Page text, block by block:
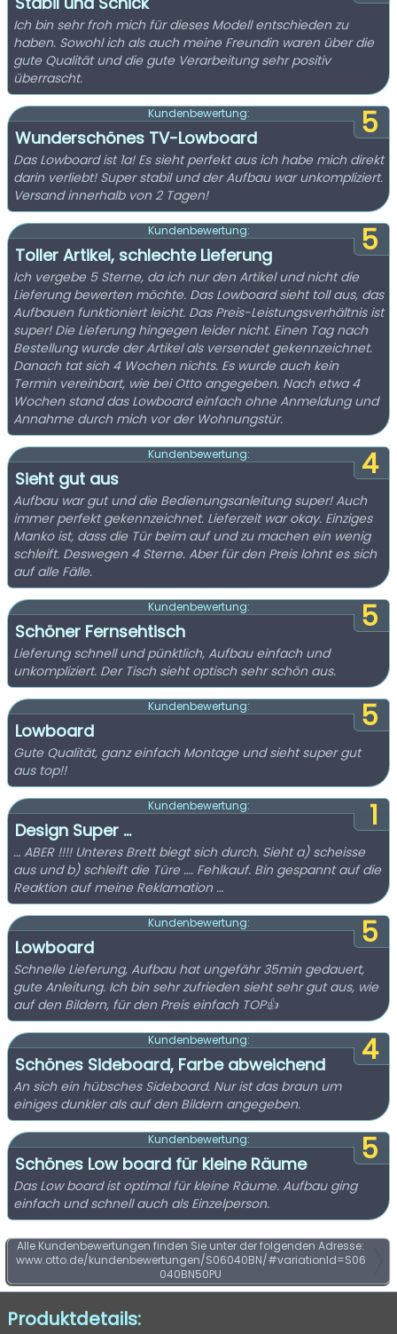
Ich bin sehr froh mich für dieses Modell entschieden zu
haben. Sowohl ich als auch meine Freundin waren über die
gute Qualität und die gute Verarbeitung sehr positiv
überrascht.
5
Kundenbewertung:
Wunderschönes TV-Lowboard
Das Lowboard ist 1a! Es sieht perfekt aus ich habe mich direkt
darin verliebt! Super stabil und der Aufbau war unkompliziert.
Versand innerhalb von 2 Tagen!
5
Kundenbewertung:
Toller Artikel, schlechte Lieferung
Ich vergebe 5 Sterne, da ich nur den Artikel und nicht die
Lieferung bewerten möchte. Das Lowboard sieht toll aus, das
Aufbauen funktioniert leicht. Das Preis-Leistungsverhältnis ist
super! Die Lieferung hingegen leider nicht. Einen Tag nach
Bestellung wurde der Artikel als versendet gekennzeichnet.
Danach tat sich 4 Wochen nichts. Es wurde auch kein
Termin vereinbart, wie bei Otto angegeben. Nach etwa 4
Wochen stand das Lowboard einfach ohne Anmeldung und
Annahme durch mich vor der Wohnungstür.
4
Kundenbewertung:
Sieht gut aus
Aufbau war gut und die Bedienungsanleitung super! Auch
immer perfekt gekennzeichnet. Lieferzeit war okay. Einziges
Manko ist, dass die Tür beim auf und zu machen ein wenig
schleift. Deswegen 4 Sterne. Aber für den Preis lohnt es sich
auf alle Fälle.
5
Kundenbewertung:
Schöner Fernsehtisch
Lieferung schnell und pünktlich, Aufbau einfach und
unkompliziert. Der Tisch sieht optisch sehr schön aus.
5
Kundenbewertung:
Lowboard
Gute Qualität, ganz einfach Montage und sieht super gut
aus top!!
1
Kundenbewertung:
Design Super …
… ABER !!!! Unteres Brett biegt sich durch. Sieht a) scheisse
aus und b) schleift die Türe …. Fehlkauf. Bin gespannt auf die
Reaktion auf meine Reklamation …
5
Kundenbewertung:
Lowboard
Schnelle Lieferung, Aufbau hat ungefähr 35min gedauert,
gute Anleitung. Ich bin sehr zufrieden sieht sehr gut aus, wie
auf den Bildern, für den Preis einfach TOP👍
4
Kundenbewertung:
Schönes Sideboard, Farbe abweichend
An sich ein hübsches Sideboard. Nur ist das braun um
einiges dunkler als auf den Bildern angegeben.
5
Kundenbewertung:
Schönes Low board für kleine Räume
Das Low board ist optimal für kleine Räume. Aufbau ging
einfach und schnell auch als Einzelperson.
Alle Kundenbewertungen finden Sie unter der folgenden Adresse:
www.otto.de/kundenbewertungen/S06040BN/#variationId=S06
040BN50PU
Produktdetails: